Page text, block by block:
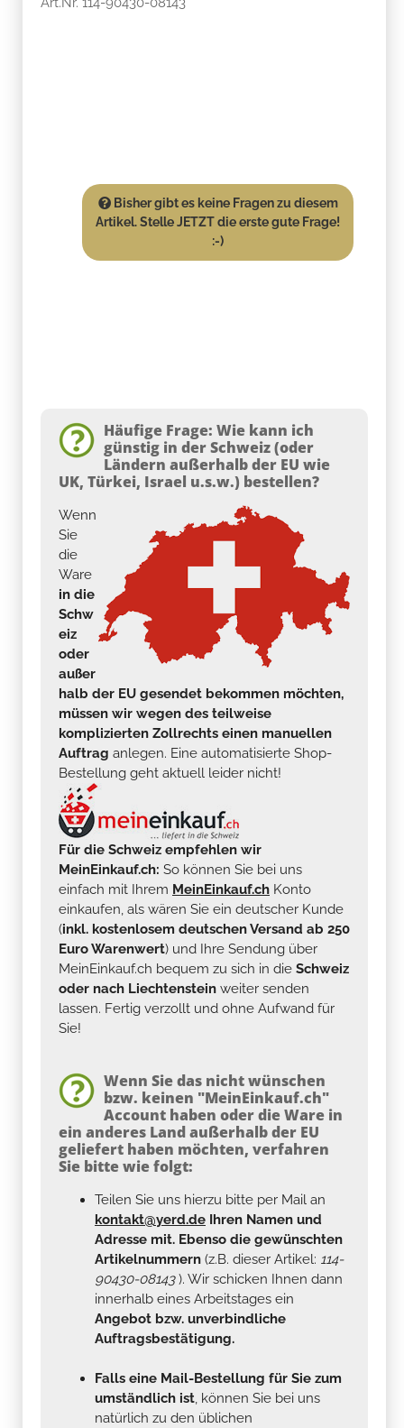
Bisher gibt es keine Fragen zu diesem
Artikel. Stelle JETZT die erste gute Frage!
:-)
Häufige Frage: Wie kann ich
günstig in der Schweiz (oder
Ländern außerhalb der EU wie
UK, Türkei, Israel u.s.w.) bestellen?
Wenn
Sie
die
Ware
in die
Schw
eiz
oder
außer
halb der EU gesendet bekommen möchten,
müssen wir wegen des teilweise
komplizierten Zollrechts einen manuellen
Auftrag anlegen. Eine automatisierte Shop-
Bestellung geht aktuell leider nicht!
Für die Schweiz empfehlen wir
MeinEinkauf.ch: So können Sie bei uns
einfach mit Ihrem MeinEinkauf.ch Konto
einkaufen, als wären Sie ein deutscher Kunde
(inkl. kostenlosem deutschen Versand ab 250
Euro Warenwert) und Ihre Sendung über
MeinEinkauf.ch bequem zu sich in die Schweiz
oder nach Liechtenstein weiter senden
lassen. Fertig verzollt und ohne Aufwand für
Sie!
Wenn Sie das nicht wünschen
bzw. keinen "MeinEinkauf.ch"
Account haben oder die Ware in
ein anderes Land außerhalb der EU
geliefert haben möchten, verfahren
Sie bitte wie folgt:
Teilen Sie uns hierzu bitte per Mail an
kontakt@yerd.de Ihren Namen und
Adresse mit. Ebenso die gewünschten
Artikelnummern (z.B. dieser Artikel: 114-
90430-08143). Wir schicken Ihnen dann
innerhalb eines Arbeitstages ein
Angebot bzw. unverbindliche
Auftragsbestätigung.
Falls eine Mail-Bestellung für Sie zum
umständlich ist, können Sie bei uns
natürlich zu den üblichen